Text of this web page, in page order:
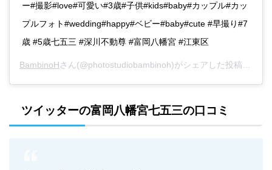
ー#撮影#love#可愛い#3歳#子供#kids#baby#カップル#カッ
プルフォト#wedding#happy#ベビー#baby#cute #早撮り#7
歳 #5歳七五三 #深川不動尊 #富岡八幡宮 #江東区
BambinoHさん(@photostudiobambinoh)がシェアした投稿 -
ツイッターの富岡八幡宮七五三の口コミ